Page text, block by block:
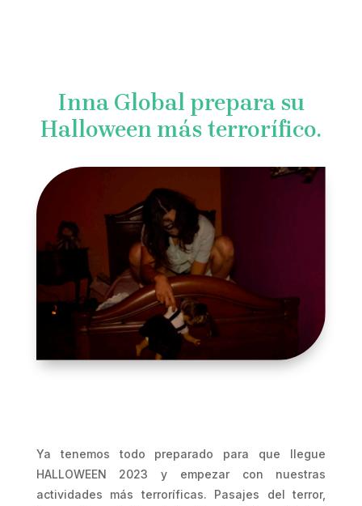
Inna Global prepara su
Halloween más terrorífico.
Ya tenemos todo preparado para que llegue
HALLOWEEN 2023 y empezar con nuestras
actividades más terroríficas. Pasajes del terror,